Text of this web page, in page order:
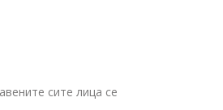
сите лица се